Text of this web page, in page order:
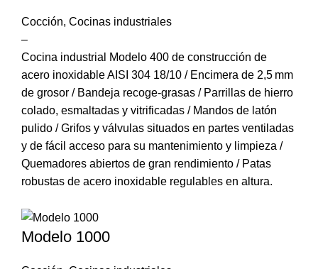
Cocción, Cocinas industriales
–
Cocina industrial Modelo 400 de construcción de
acero inoxidable AISI 304 18/10 / Encimera de 2,5 mm
de grosor / Bandeja recoge-grasas / Parrillas de hierro
colado, esmaltadas y vitrificadas / Mandos de latón
pulido / Grifos y válvulas situados en partes ventiladas
y de fácil acceso para su mantenimiento y limpieza /
Quemadores abiertos de gran rendimiento / Patas
robustas de acero inoxidable regulables en altura.
Modelo 1000